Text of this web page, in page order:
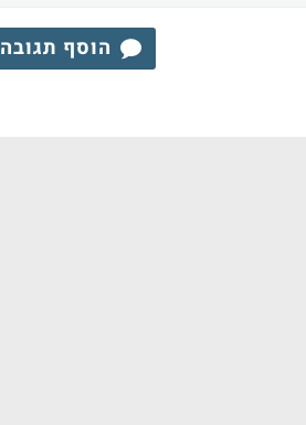
הוסף תגובה